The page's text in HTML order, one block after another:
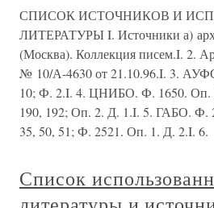
СПИСОК ИСТОЧНИКОВ И
ЛИТЕРАТУРЫ I. Источники а)
(Москва). Коллекция писем.I. 2.
№ 10/А-4630 от 21.10.96.I. 3.
10; Ф. 2.I. 4. ЦНИБО. Ф. 1650. Оп.
190, 192; Оп. 2. Д. 1.I. 5. ГАБО. Ф.
35, 50, 51; Ф. 2521. Оп. 1. Д. 2.I. 6.
Список